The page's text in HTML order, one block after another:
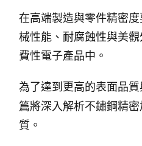
在高端製造與零件精密
械性能、耐腐蝕性與美
費性電子產品中。
為了達到更高的表面品
篇將深入解析不鏽鋼精
質。